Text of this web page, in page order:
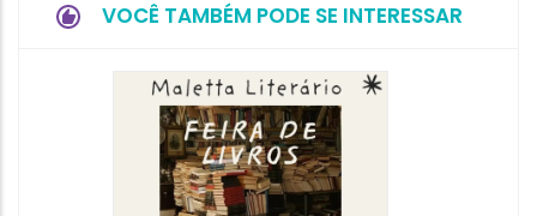
VOCÊ TAMBÉM PODE SE INTERESSAR